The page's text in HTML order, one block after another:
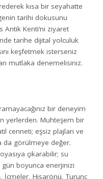
kısa bir seyahatte
tarihi dokusunu
Antik Kenti’ni ziyaret
tarihe dijital yolculuk
keşfetmek isterseniz
mutlaka denemelisiniz.
bir deneyim
yerlerden. Muhteşem bir
cenneti; eşsiz plajları ve
da görülmeye değer.
çıkarabilir; su
boyunca enerjinizi
İçmeler, Hisarönü, Turunç